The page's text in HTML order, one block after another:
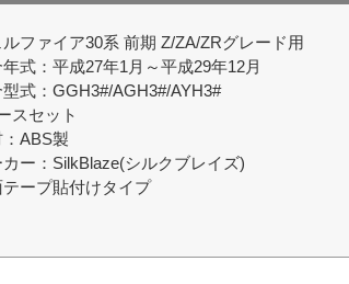
ファイア30系 前期 Z/ZA/ZRグレード用
式：平成27年1月～平成29年12月
式：GGH3#/AGH3#/AYH3#
スセット
ABS製
ー：SilkBlaze(シルクブレイズ)
ープ貼付けタイプ